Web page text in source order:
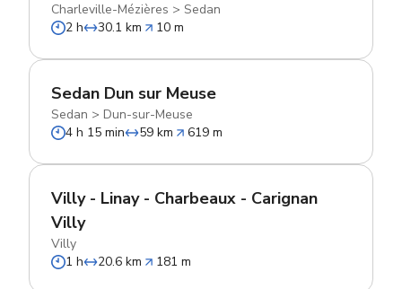
Charleville-Mézières > Sedan
2 h
30.1 km 10 m
Sedan Dun sur Meuse
Sedan > Dun-sur-Meuse
4 h 15 min
59 km 619 m
Villy - Linay - Charbeaux - Carignan
Villy
Villy
1 h
20.6 km 181 m